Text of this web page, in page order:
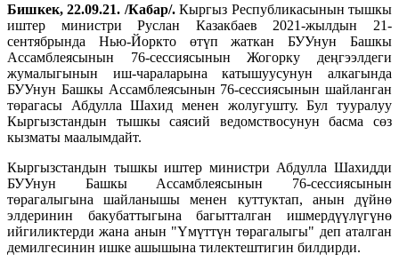
Бишкек, 22.09.21. /Кабар/.Кыргыз Республикасынын тышкы
иштер министри Руслан Казакбаев 2021-жылдын 21-
сентябрында Нью-Йоркто өтүп жаткан БУУнун Башкы
Ассамблеясынын 76-сессиясынын Жогорку деңгээлдеги
жумалыгынын иш-чараларына катышууcунун алкагында
БУУнун Башкы Ассамблеясынын 76-сессиясынын шайланган
төрагасы Абдулла Шахид менен жолугушту. Бул тууралуу
Кыргызстандын тышкы саясий ведомствосунун басма сөз
кызматы маалымдайт.
Кыргызстандын тышкы иштер министри Абдулла Шахидди
БУУнун Башкы Ассамблеясынын 76-сессиясынын
төрагалыгына шайланышы менен куттуктап, анын дүйнө
элдеринин бакубаттыгына багытталган ишмердүүлүгүнө
ийгиликтерди жана анын "Үмүттүн төрагалыгы" деп аталган
демилгесинин ишке ашышына тилектештигин билдирди.